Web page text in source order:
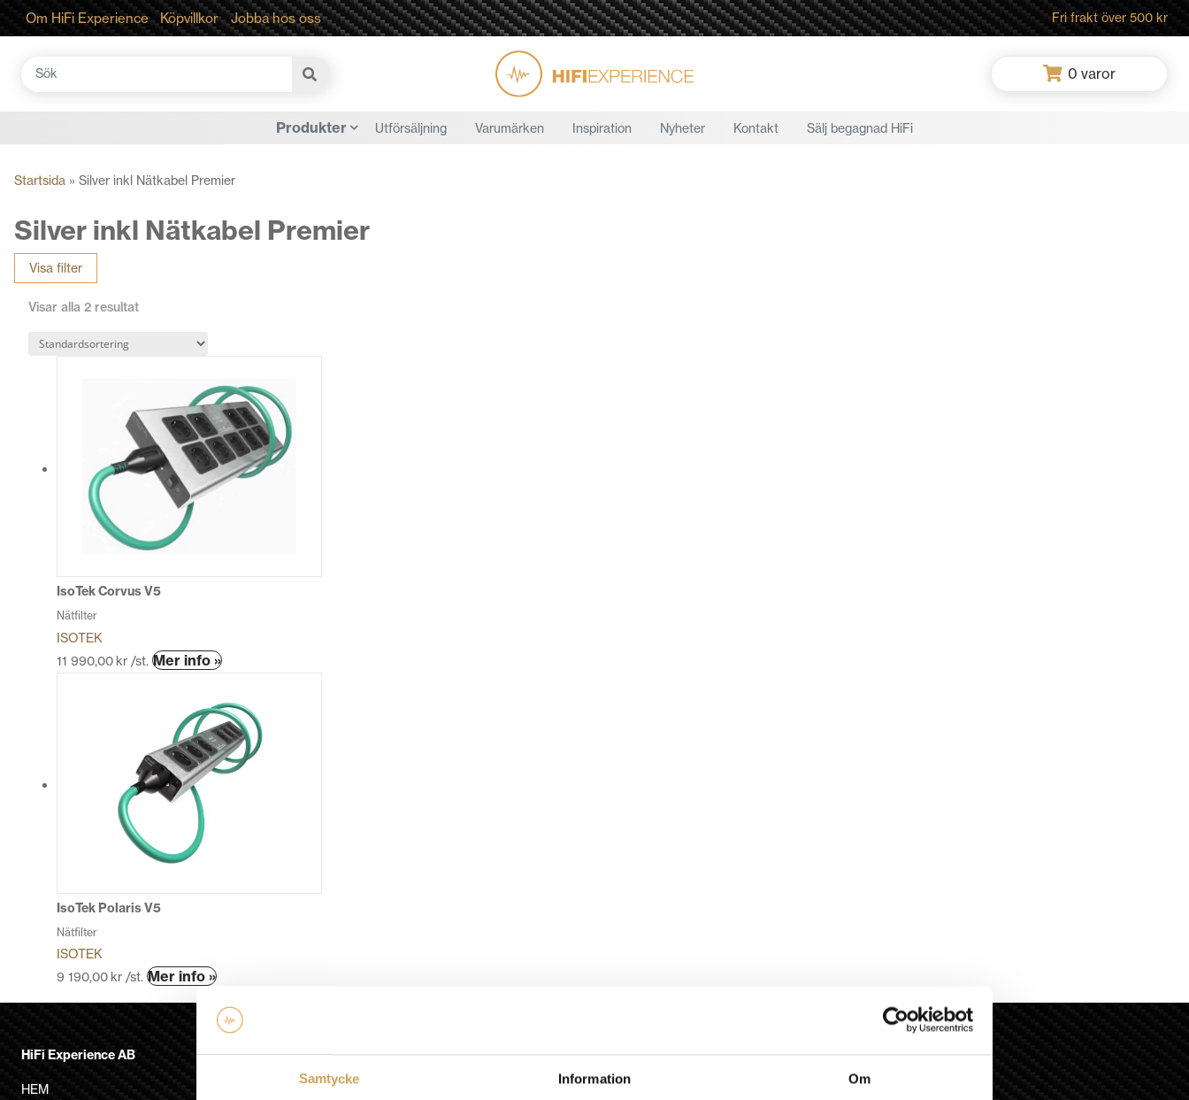
Samtycke Information Om
Om HiFi Experience Köpvillkor Jobba hos oss Fri frakt över 500 kr
Sök
0 varor
Produkter Utförsäljning Varumärken Inspiration Nyheter Kontakt Sälj begagnad HiFi
Startsida » Silver inkl Nätkabel Premier
Silver inkl Nätkabel Premier
Visa filter
Visar alla 2 resultat
IsoTek Corvus V5
Nätfilter
ISOTEK
11 990,00 kr /st. Mer info »Den
har
flera
varianter.
De
IsoTek Polaris V5
Nätfilter
ISOTEK
9 190,00 kr /st. Mer info »Den
produkten
har
flera
HiFi Experience AB
HEM